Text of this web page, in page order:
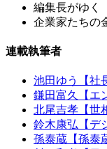
編集長がゆく
企業家たちの
連載執筆者
池田ゆう【社
鎌田富久【エ
北尾吉孝【世
鈴木康弘【デ
孫泰蔵【孫泰